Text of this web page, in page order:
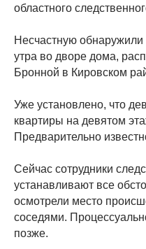
областного
Несчастную
утра во дворе дома,
Бронной в Кировском
Уже установлено, что
квартиры на девятом
Предварительно
Сейчас сотрудники
устанавливают все
осмотрели место
соседями.
позже.